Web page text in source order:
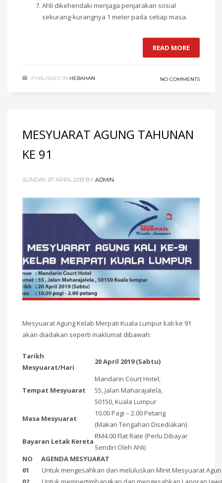
Ahli dikehendaki menjaga penjarakan sosial
sekurang-kurangnya 1 meter pada setiap masa.
READ MORE
PUBLISHED IN HEBAHAN NO COMMENTS
MESYUARAT AGUNG TAHUNAN
KE 91
SUNDAY, 07 APRIL 2019 BY ADMIN
Mesyuarat Agung Kelab Merpati Kuala Lumpur kali ke 91
akan diadakan seperti maklumat dibawah:
Tarikh
Mesyuarat/Hari
20 April 2019 (Sabtu)
Tempat Mesyuarat
Mandarin Court Hotel,
55, Jalan Maharajalela,
50150, Kuala Lumpur
Masa Mesyuarat
10.00 Pagi – 2.00 Petang
(Makan Tengahari Disediakan)
Bayaran Letak Kereta
RM4.00 Flat Rate (Perlu Dibayar
Sendiri Oleh Ahli)
NO
AGENDA MESYUARAT
01
Untuk mengesahkan dan meluluskan Minit Mesyuarat